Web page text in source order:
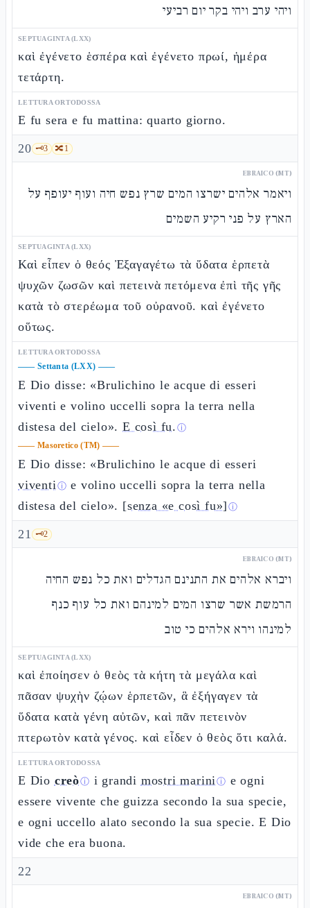
ויהי ערב ויהי בקר יום רביעי
SEPTUAGINTA (LXX)
καὶ ἐγένετο ἑσπέρα καὶ ἐγένετο πρωί, ἡμέρα
τετάρτη.
LETTURA ORTODOSSA
E fu sera e fu mattina: quarto giorno.
20 🗝️3 🔀1
EBRAICO (MT)
ויאמר אלהים ישרצו המים שרץ נפש חיה ועוף יעופף על
הארץ על פני רקיע השמים
SEPTUAGINTA (LXX)
Καὶ εἶπεν ὁ θεός Ἐξαγαγέτω τὰ ὕδατα ἑρπετὰ
ψυχῶν ζωσῶν καὶ πετεινὰ πετόμενα ἐπὶ τῆς γῆς
κατὰ τὸ στερέωμα τοῦ οὐρανοῦ. καὶ ἐγένετο
οὕτως.
LETTURA ORTODOSSA
—— Settanta (LXX) ——
E Dio disse: «Brulichino le acque di esseri
viventi e volino uccelli sopra la terra nella
distesa del cielo».E così fu. ⓘ
—— Masoretico (TM) ——
E Dio disse: «Brulichino le acque di esseri
viventiⓘ e volino uccelli sopra la terra nella
distesa del cielo». [senza «e così fu»] ⓘ
21 🗝️2
EBRAICO (MT)
ויברא אלהים את התנינם הגדלים ואת כל נפש החיה
הרמשת אשר שרצו המים למינהם ואת כל עוף כנף
למינהו וירא אלהים כי טוב
SEPTUAGINTA (LXX)
καὶ ἐποίησεν ὁ θεὸς τὰ κήτη τὰ μεγάλα καὶ
πᾶσαν ψυχὴν ζῴων ἑρπετῶν, ἃ ἐξήγαγεν τὰ
ὕδατα κατὰ γένη αὐτῶν, καὶ πᾶν πετεινὸν
πτερωτὸν κατὰ γένος. καὶ εἶδεν ὁ θεὸς ὅτι καλά.
LETTURA ORTODOSSA
E Dio creòⓘ i grandi mostri mariniⓘ e ogni
essere vivente che guizza secondo la sua specie,
e ogni uccello alato secondo la sua specie. E Dio
vide che era buona.
22
EBRAICO (MT)